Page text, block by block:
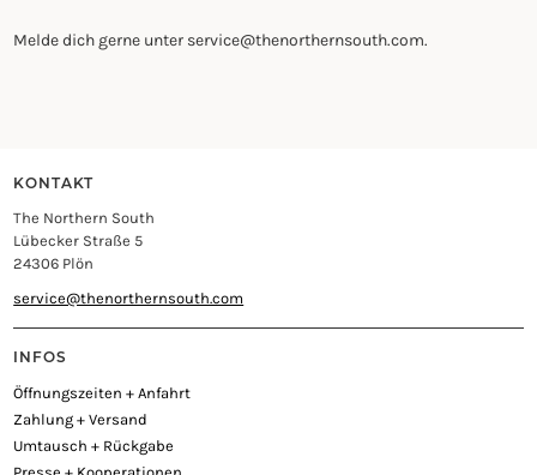
Melde dich gerne unter service@thenorthernsouth.com.
KONTAKT
The Northern South
Lübecker Straße 5
24306 Plön
service@thenorthernsouth.com
INFOS
Öffnungszeiten + Anfahrt
Zahlung + Versand
Umtausch + Rückgabe